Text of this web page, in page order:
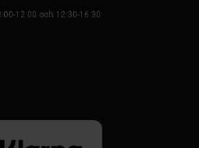
12:00 och 12:30-16:30